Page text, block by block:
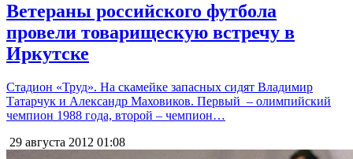
Ветераны российского футбола
провели товарищескую встречу в
Иркутске
Стадион «Труд». На скамейке запасных сидят Владимир
Татарчук и Александр Маховиков. Первый – олимпийский
чемпион 1988 года, второй – чемпион…
29 августа 2012 01:08